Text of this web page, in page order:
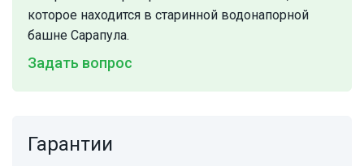
которое находится в старинной водонапорной
башне Сарапула.
Задать вопрос
Гарантии